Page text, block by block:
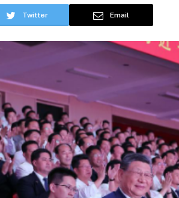
Twitter Email